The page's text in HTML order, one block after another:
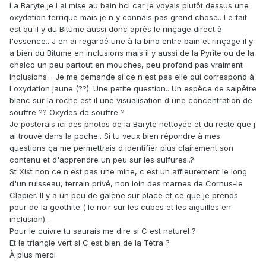
La Baryte je l ai mise au bain hcl car je voyais plutôt dessus une
oxydation ferrique mais je n y connais pas grand chose.. Le fait
est qu il y du Bitume aussi donc après le rinçage direct à
l'essence.. J en ai regardé une à la bino entre bain et rinçage il y
a bien du Bitume en inclusions mais il y aussi de la Pyrite ou de la
chalco un peu partout en mouches, peu profond pas vraiment
inclusions. . Je me demande si ce n est pas elle qui correspond à
l oxydation jaune (??). Une petite question.. Un espèce de salpêtre
blanc sur la roche est il une visualisation d une concentration de
souffre ?? Oxydes de souffre ?
Je posterais ici des photos de la Baryte nettoyée et du reste que j
ai trouvé dans la poche.. Si tu veux bien répondre à mes
questions ça me permettrais d identifier plus clairement son
contenu et d'apprendre un peu sur les sulfures..?
St Xist non ce n est pas une mine, c est un affleurement le long
d'un ruisseau, terrain privé, non loin des marnes de Cornus-le
Clapier. Il y a un peu de galène sur place et ce que je prends
pour de la geothite ( le noir sur les cubes et les aiguilles en
inclusion)..
Pour le cuivre tu saurais me dire si C est naturel ?
Et le triangle vert si C est bien de la Tétra ?
À plus merci